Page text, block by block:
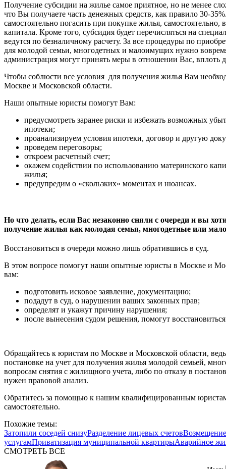
Получение субсидии на жилье самое приятное, но не менее
что Вы получаете часть денежных средств, как правило 30-
самостоятельно погасить при покупке жилья, самостоятельно,
капитала. Кроме того, субсидия будет перечисляться на
ведутся по безналичному расчету. За все процедуры по
для молодой семьи, многодетных и малоимущих нужно
администрация могут принять меры в отношении Вас, вплоть
Чтобы соблюсти все условия для получения жилья Вам
Москве и Московской области.
Наши опытные юристы помогут Вам:
предусмотреть заранее риски и избежать возможных
ипотеки;
проанализируем условия ипотеки, договор и другую
проведем переговоры;
откроем расчетный счет;
окажем содействии по использованию материнского
жилья;
предупредим о «скользких» моментах и нюансах.
Но что делать, если Вас незаконно сняли с очереди и вы
получение жилья как молодая семья, многодетные или
Восстановиться в очереди можно лишь обратившись в суд.
В этом вопросе помогут наши опытные юристы в Москве и
вам:
подготовить исковое заявление, документацию;
подадут в суд, о нарушении ваших законных прав;
определят и укажут причину нарушения;
после вынесения судом решения, помогут
Обращайтесь к юристам по Москве и Московской области,
постановке на учет для получения жилья молодой семьей,
вопросам снятия с жилищного учета, либо по отказу в
нужен правовой анализ.
Обратитесь за помощью к нашим квалифицированным
самостоятельно.
Похожие темы:
Затопили соседей снизуРазделение лицевых счетов
услугамПриватизация муниципальной квартирыАварийное
СМОТРЕТЬ ВСЕ